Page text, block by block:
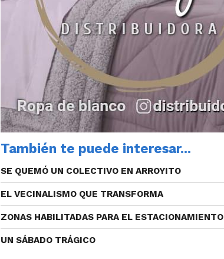
También te puede interesar...
SE QUEMÓ UN COLECTIVO EN ARROYITO
EL VECINALISMO QUE TRANSFORMA
ZONAS HABILITADAS PARA EL ESTACIONAMIENTO
UN SÁBADO TRÁGICO